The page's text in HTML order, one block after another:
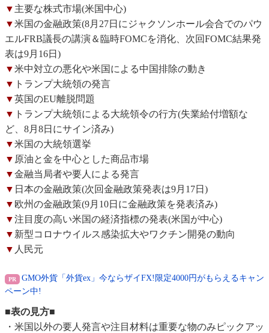
▼ 主要な株式市場(米国中心)
▼米国の金融政策(8月27日にジャクソンホール会合でのパウ
エルFRB議長の講演＆臨時FOMCを消化、次回FOMC結果発
表は9月16日)
▼米中対立の悪化や米国による中国排除の動き
▼ トランプ大統領の発言
▼英国のEU離脱問題
▼ トランプ大統領による大統領令の行方(失業給付増額な
ど、8月8日にサイン済み)
▼米国の大統領選挙
▼ 原油と金を中心とした商品市場
▼金融当局者や要人による発言
▼ 日本の金融政策(次回金融政策発表は9月17日)
▼ 欧州の金融政策(9月10日に金融政策を発表済み)
▼注目度の高い米国の経済指標の発表(米国が中心)
▼ 新型コロナウイルス感染拡大やワクチン開発の動向
▼ 人民元
GMO外貨「外貨ex」今ならザイFX!限定4000円がもらえるキャン
ペーン中!
■表の見方■
・米国以外の要人発言や注目材料は重要な物のみピックアッ